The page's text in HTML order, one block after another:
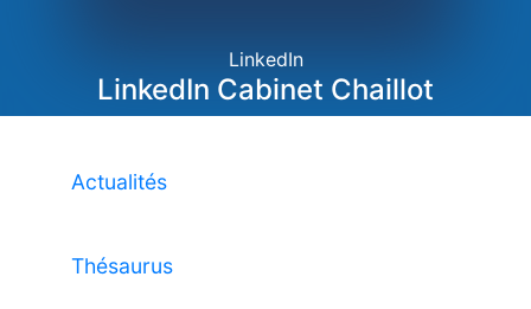
LinkedIn
LinkedIn Cabinet Chaillot
Actualités
Thésaurus